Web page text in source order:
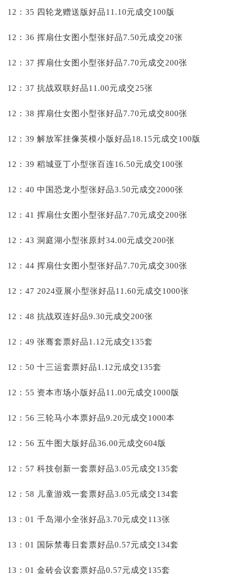
12：35 四轮龙赠送版好品11.10元成交100版
12：36 挥扇仕女图小型张好品7.50元成交20张
12：37 挥扇仕女图小型张好品7.70元成交200张
12：37 抗战双联好品11.00元成交25张
12：38 挥扇仕女图小型张好品7.70元成交800张
12：39 解放军挂像英模小版好品18.15元成交100版
12：39 稻城亚丁小型张百连16.50元成交100张
12：40 中国恐龙小型张好品3.50元成交2000张
12：41 挥扇仕女图小型张好品7.70元成交200张
12：43 洞庭湖小型张原封34.00元成交200张
12：44 挥扇仕女图小型张好品7.70元成交300张
12：47 2024亚展小型张好品11.60元成交1000张
12：48 抗战双连好品9.30元成交200张
12：49 张骞套票好品1.12元成交135套
12：50 十三运套票好品1.12元成交135套
12：55 资本市场小版好品11.00元成交1000版
12：56 三轮马小本票好品9.20元成交1000本
12：56 五牛图大版好品36.00元成交604版
12：57 科技创新一套票好品3.05元成交135套
12：58 儿童游戏一套票好品3.05元成交134套
13：01 千岛湖小全张好品3.70元成交113张
13：01 国际禁毒日套票好品0.57元成交134套
13：01 金砖会议套票好品0.57元成交135套